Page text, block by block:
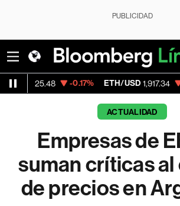
PUBLICIDAD
-0.17% ETH/USD 1,917.34 -0.09%
ACTUALIDAD
Empresas de
suman críticas
de precios en